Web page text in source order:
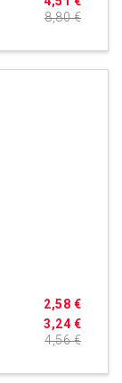
8,80 €
3,24 €
2,58 €
4,56 €